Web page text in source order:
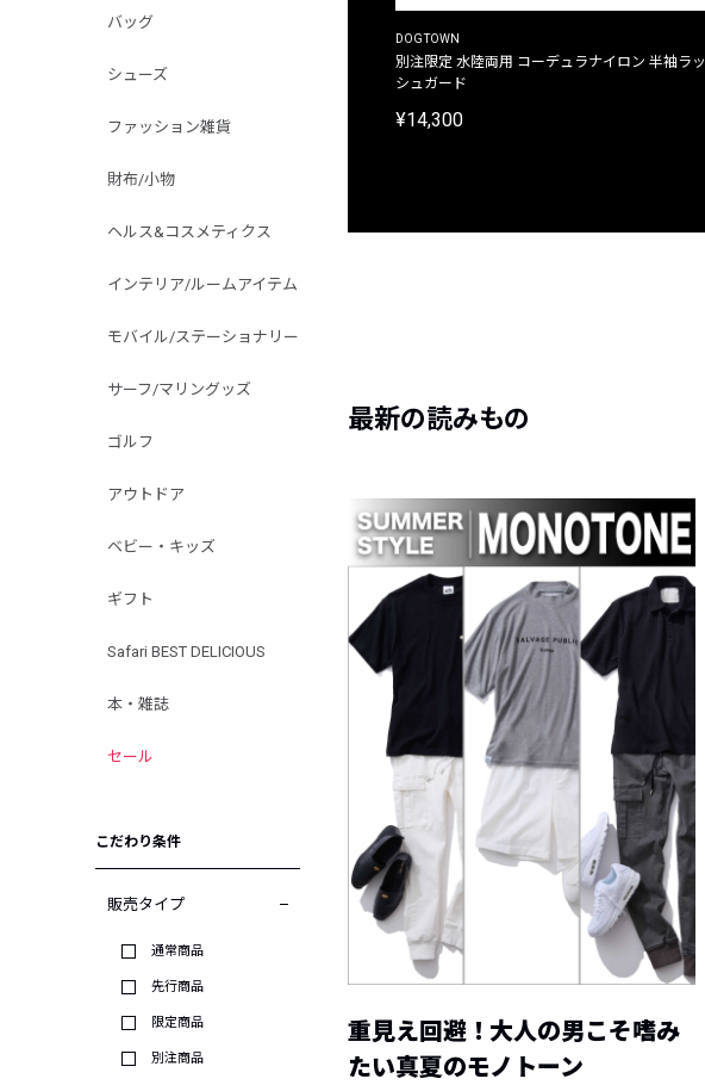
バッグ
シューズ
ファッション雑貨
財布/小物
ヘルス&コスメティクス
インテリア/ルームアイテム
モバイル/ステーショナリー
サーフ/マリングッズ
ゴルフ
アウトドア
ベビー・キッズ
ギフト
Safari BEST DELICIOUS
本・雑誌
セール
こだわり条件
販売タイプ
通常商品
先行商品
限定商品
別注商品
プリントTシャツ
DOGTOWN
別注限定 水陸両用 コーデュラナイロン 半袖ラッ
シュガード
¥14,300
最新の読みもの
重見え回避！大人の男こそ嗜み
たい真夏のモノトーン